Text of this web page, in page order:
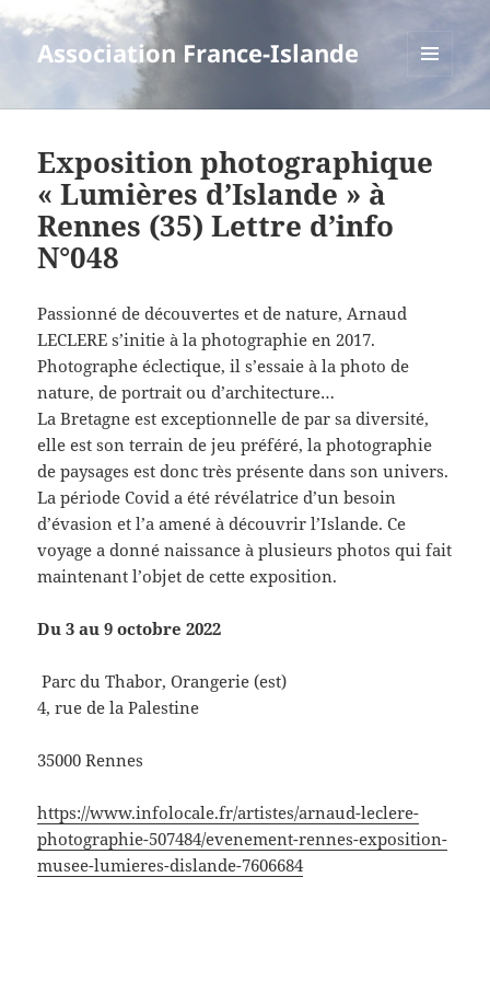
Association France-Islande
Exposition photographique
« Lumières d’Islande » à
Rennes (35) Lettre d’info
N°048
Passionné de découvertes et de nature, Arnaud
LECLERE s’initie à la photographie en 2017.
Photographe éclectique, il s’essaie à la photo de
nature, de portrait ou d’architecture…
La Bretagne est exceptionnelle de par sa diversité,
elle est son terrain de jeu préféré, la photographie
de paysages est donc très présente dans son univers.
La période Covid a été révélatrice d’un besoin
d’évasion et l’a amené à découvrir l’Islande. Ce
voyage a donné naissance à plusieurs photos qui fait
maintenant l’objet de cette exposition.
Du 3 au 9 octobre 2022
Parc du Thabor, Orangerie (est)
4, rue de la Palestine
35000 Rennes
https://www.infolocale.fr/artistes/arnaud-leclere-
photographie-507484/evenement-rennes-exposition-
musee-lumieres-dislande-7606684